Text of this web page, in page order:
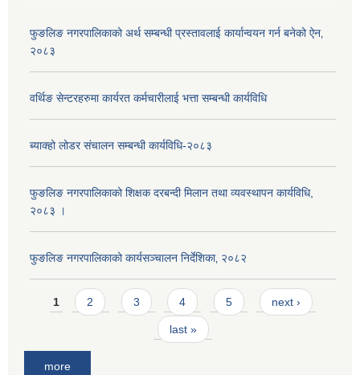
फुङलिङ नगरपालिकाको अर्थ सम्बन्धी प्रस्तावलाई कार्यान्वयन गर्न बनेको ऐन‚
२०८३
वर्थिङ सेन्टरहरुमा कार्यरत कर्मचारीलाई भत्ता सम्बन्धी कार्यविधि
ब्याक्हो लोडर संचालन सम्बन्धी कार्यविधि-२०८३
फुङलिङ नगरपालिकाको शिक्षक दरबन्दी मिलान तथा व्यवस्थापन कार्यविधि,
२०८३ ।
फुङलिङ नगरपालिकाको कार्यसञ्चालन निर्देशिका‚ २०८२
Pages
1 2 3 4 5 next ›
last »
more